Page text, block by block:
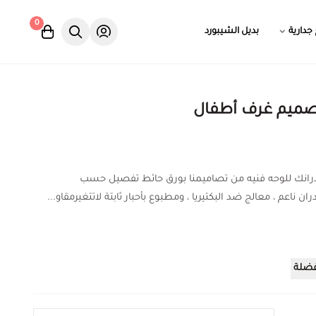
جدارية بديل الشيبورد
0
غرف أطفال
للوحه فنيه من تصاميمنا بورق حائط تفصيل حسب
ناعم ، معالج ضد البكتيريا ، ومطبوع بأحبار ثابتة لاتتغيرمقاو...